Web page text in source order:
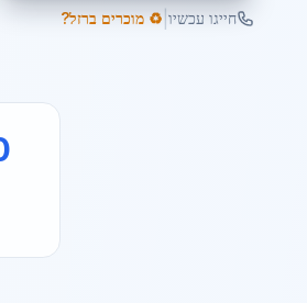
חייגו עכשיו ♻️ מוכרים ברזל?